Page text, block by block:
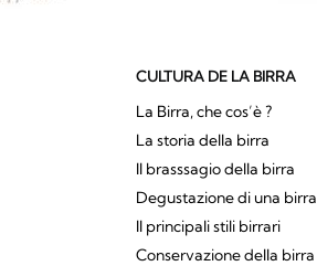
CULTURA DE LA BIRRA
La Birra, che cos’è ?
La storia della birra
Il brasssagio della birra
Degustazione di una birra
Il principali stili birrari
Conservazione della birra